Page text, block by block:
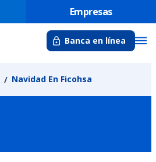
Empresas
Banca en línea
Navidad En Ficohsa